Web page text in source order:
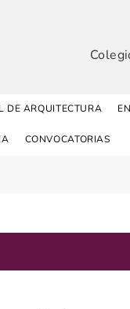
DE ARQUITECTURA
CONVOCATORIAS